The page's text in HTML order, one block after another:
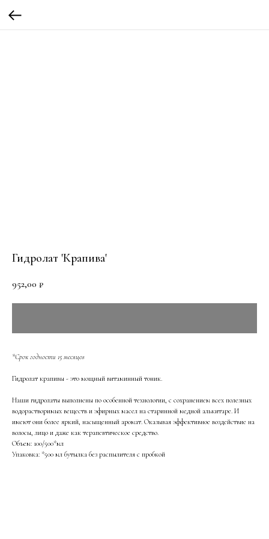
Гидролат 'Крапива'
952,00 ₽
*Срок годности 15 месяцев
Гидролат крапивы - это мощный витаминный тоник.
Наши гидролаты выполнены по особенной технологии, с сохранением всех полезных
водорастворимых веществ и эфирных масел на старинной медной алькитаре. И
имеют они более яркий, насыщенный аромат. Оказывая эффективное воздействие на
волосы, лицо и даже как терапевтическое средство.
Объем: 100/500*мл
Упаковка: *500 мл бутылка без распылителя с пробкой